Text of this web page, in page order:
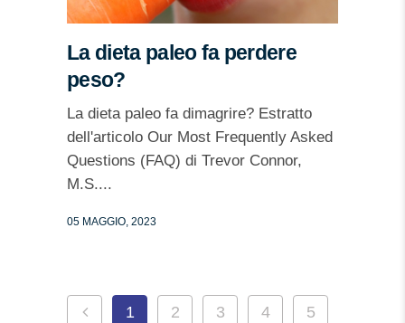
La dieta paleo fa perdere
peso?
La dieta paleo fa dimagrire? Estratto
dell'articolo Our Most Frequently Asked
Questions (FAQ) di Trevor Connor,
M.S....
05 MAGGIO, 2023
1 2 3 4
5